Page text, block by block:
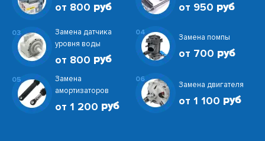
от 800 от 950
03
Замена датчика
уровня воды
от 800
04
Замена помпы
от 700
05
Замена
амортизаторов
от 1 200
06
Замена двигателя
от 1 100